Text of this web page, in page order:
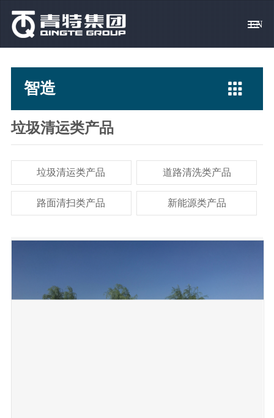
EN
青 特
集团领导
资料下载
智造
专用汽车
车桥零部件
创 新
创新体系
科技基地
营 销
客户服务
求 贤
社会招聘
员工关爱
常见问题
简历投递
智造 
垃圾清运类产品
垃圾清运类产品 道路清洗类产品
路面清扫类产品 新能源类产品